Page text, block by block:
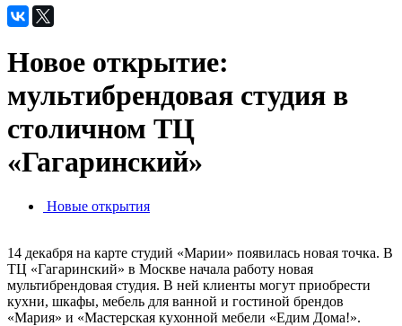
Новое открытие:
мультибрендовая студия в
столичном ТЦ
«Гагаринский»
Новые открытия
14 декабря на карте студий «Марии» появилась новая точка. В
ТЦ «Гагаринский» в Москве начала работу новая
мультибрендовая студия. В ней клиенты могут приобрести
кухни, шкафы, мебель для ванной и гостиной брендов
«Мария» и «Мастерская кухонной мебели «Едим Дома!».